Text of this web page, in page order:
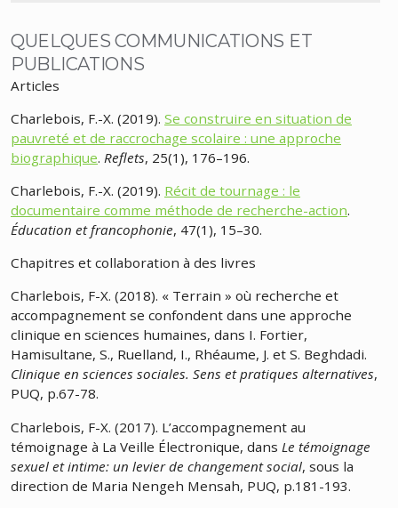
QUELQUES COMMUNICATIONS ET
PUBLICATIONS
Articles
Charlebois, F.-X. (2019). Se construire en situation de
pauvreté et de raccrochage scolaire : une approche
biographique. Reflets, 25(1), 176–196.
Charlebois, F.-X. (2019). Récit de tournage : le
documentaire comme méthode de recherche-action.
Éducation et francophonie, 47(1), 15–30.
Chapitres et collaboration à des livres
Charlebois, F-X. (2018). « Terrain » où recherche et
accompagnement se confondent dans une approche
clinique en sciences humaines, dans I. Fortier,
Hamisultane, S., Ruelland, I., Rhéaume, J. et S. Beghdadi.
Clinique en sciences sociales. Sens et pratiques alternatives,
PUQ, p.67-78.
Charlebois, F-X. (2017). L’accompagnement au
témoignage à La Veille Électronique, dans Le té­moignage
sexuel et intime: un levier de changement social, sous la
direction de Maria Nengeh Mensah, PUQ, p.181-193.